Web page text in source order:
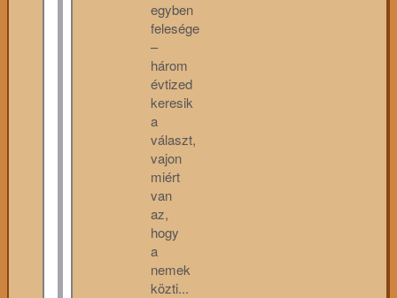
egyben
felesége
–
három
évtized
keresik
a
választ,
vajon
miért
van
az,
hogy
a
nemek
közti...